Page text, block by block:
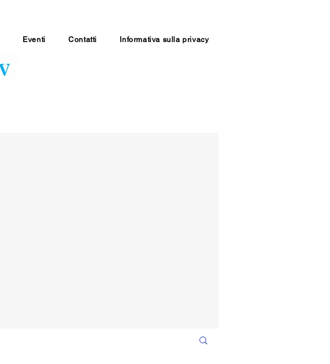
Eventi Contatti Informativa sulla privacy